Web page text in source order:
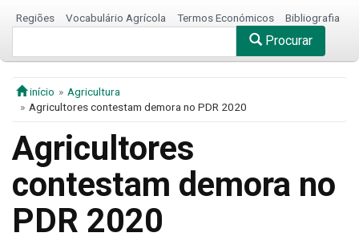
Regiões Vocabulário Agrícola Termos Económicos Bibliografia
Procurar
início
Agricultura
Agricultores contestam demora no PDR 2020
Agricultores
contestam demora no
PDR 2020